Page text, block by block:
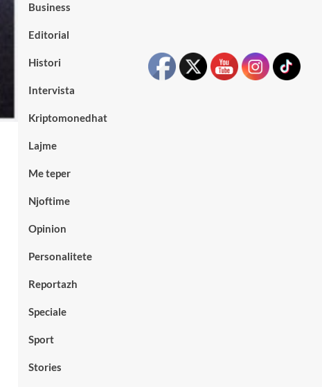
Business
Editorial
Histori
Intervista
Kriptomonedhat
Lajme
Me teper
Njoftime
Opinion
Personalitete
Reportazh
Speciale
Sport
Stories